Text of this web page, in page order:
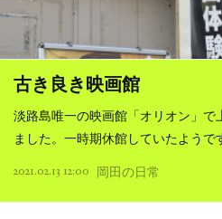
古き良き映画館
淡路島唯一の映画館「オリオン」で
ました。一時期休館していたよう
2021.02.13 12:00 岡田の日常